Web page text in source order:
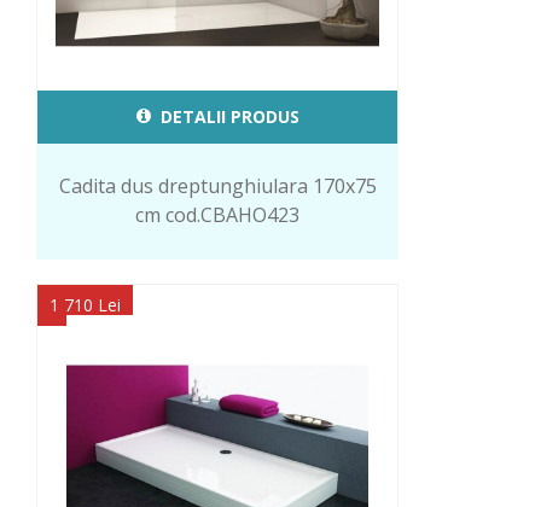
DETALII PRODUS
Cadita dus dreptunghiulara 170x75
cm cod.CBAHO423
1 710 Lei